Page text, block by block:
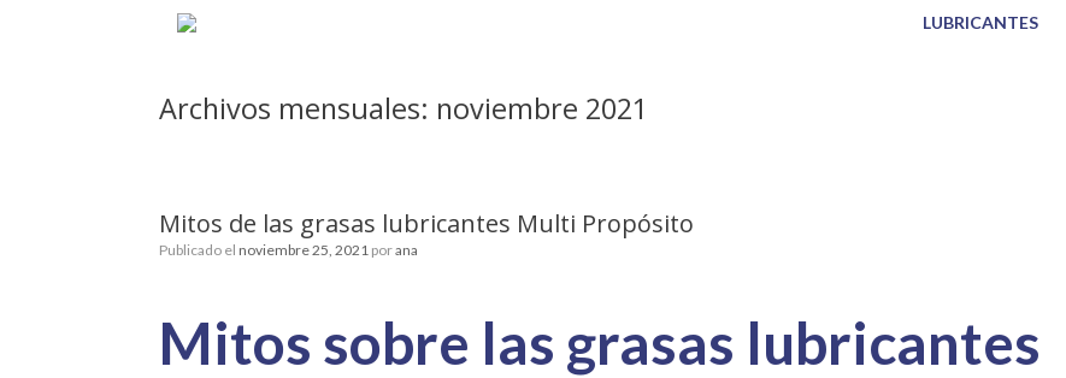
LUBRICANTES
Archivos mensuales: noviembre 2021
Mitos de las grasas lubricantes Multi Propósito
Publicado el noviembre 25, 2021 porana
Mitos sobre las grasas lubricantes